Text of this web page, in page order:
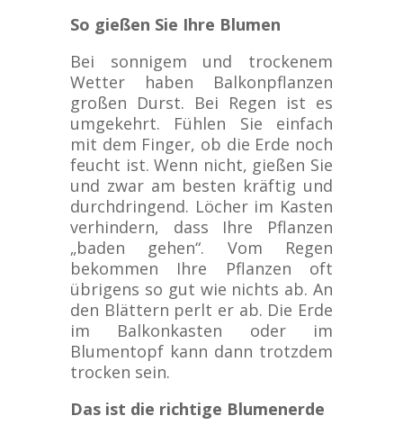
So gießen Sie Ihre Blumen
Bei sonnigem und trockenem
Wetter haben Balkonpflanzen
großen Durst. Bei Regen ist es
umgekehrt. Fühlen Sie einfach
mit dem Finger, ob die Erde noch
feucht ist. Wenn nicht, gießen Sie
und zwar am besten kräftig und
durchdringend. Löcher im Kasten
verhindern, dass Ihre Pflanzen
„baden gehen“. Vom Regen
bekommen Ihre Pflanzen oft
übrigens so gut wie nichts ab. An
den Blättern perlt er ab. Die Erde
im Balkonkasten oder im
Blumentopf kann dann trotzdem
trocken sein.
Das ist die richtige Blumenerde